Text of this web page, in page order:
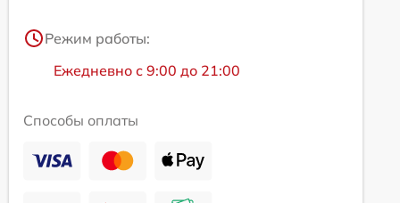
Режим работы:
Ежедневно с 9:00 до 21:00
Способы оплаты